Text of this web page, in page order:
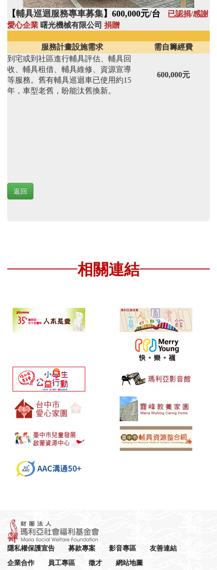
【輔具巡迴服務專車募集】600,000元/台
已認捐/感謝
愛心企業 曙光機械有限公司 捐贈
服務計畫設施需求
需自籌經費
到宅或到社區進行輔具評估、輔具回
收、輔具租借、輔具維修、資源宣導
等服務。舊有輔具巡迴車已使用約15
年，車型老舊，盼能汰舊換新。
600,000元
返回
相關連結
隱私權保護宣告 募款專案 影音專區
友善連結
企業合作
員工專區 徵才 網站地圖